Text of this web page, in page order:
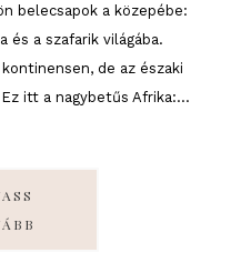
belecsapok a közepébe:
és a szafarik világába.
de az északi
itt a nagybetűs Afrika:...